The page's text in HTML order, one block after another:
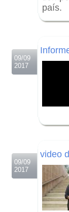
país.
09/09
2017
09/09
2017
video